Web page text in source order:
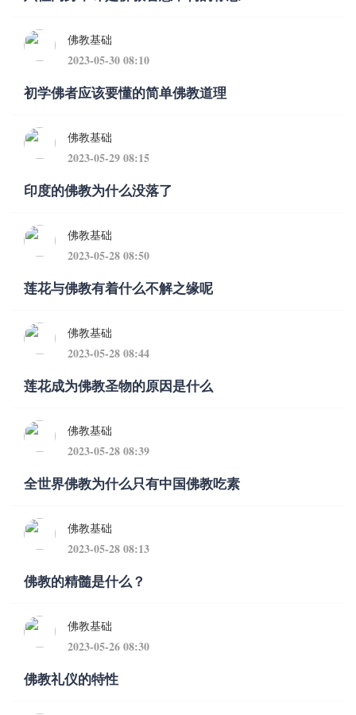
佛教基础
2023-05-30 08:10
初学佛者应该要懂的简单佛教道理
佛教基础
2023-05-29 08:15
印度的佛教为什么没落了
佛教基础
2023-05-28 08:50
莲花与佛教有着什么不解之缘呢
佛教基础
2023-05-28 08:44
莲花成为佛教圣物的原因是什么
佛教基础
2023-05-28 08:39
全世界佛教为什么只有中国佛教吃素
佛教基础
2023-05-28 08:13
佛教的精髓是什么？
佛教基础
2023-05-26 08:30
佛教礼仪的特性